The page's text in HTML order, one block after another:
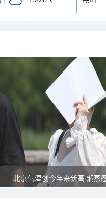
北京气温创今年来新高 焖蒸